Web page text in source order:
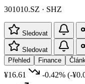
301010.SZ · SHZ
Sledovat
Sledovat
Přehled
Finance
¥16.61 -0.42% (-